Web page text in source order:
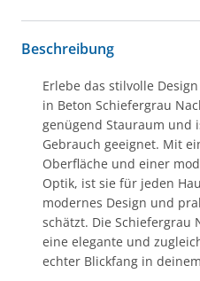
Beschreibung
Erlebe das stilvolle
in Beton Schiefergrau
genügend Stauraum und
Gebrauch geeignet. Mit
Oberfläche und einer
Optik, ist sie für jeden
modernes Design und
schätzt. Die Schiefergrau
eine elegante und
echter Blickfang in